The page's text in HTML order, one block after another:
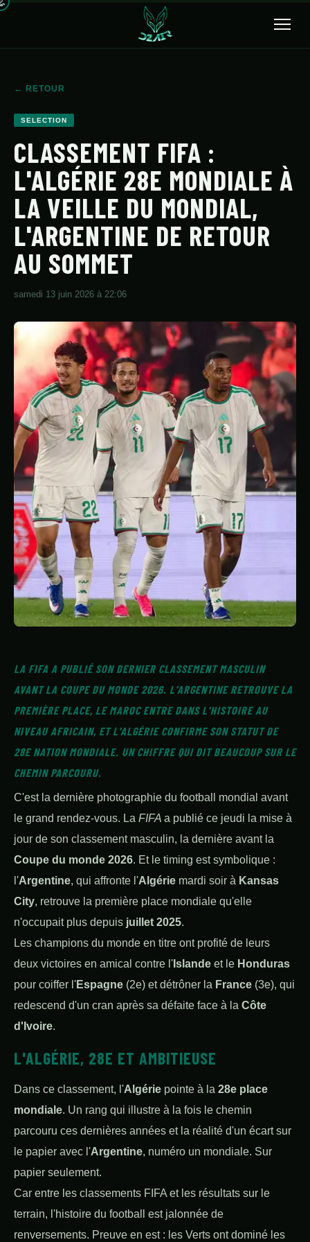
ACCUEIL
SÉLECTION
TRANSFERTS
CLUBS
CHAMPIONNAT
GALERIE
À PROPOS
CONTACT
← RETOUR
SELECTION
CLASSEMENT FIFA :
L'ALGÉRIE 28E MONDIALE À
LA VEILLE DU MONDIAL,
L'ARGENTINE DE RETOUR
AU SOMMET
samedi 13 juin 2026 à 22:06
LA FIFA A PUBLIÉ SON DERNIER CLASSEMENT MASCULIN
AVANT LA COUPE DU MONDE 2026. L'ARGENTINE RETROUVE LA
PREMIÈRE PLACE, LE MAROC ENTRE DANS L'HISTOIRE AU
NIVEAU AFRICAIN, ET L'ALGÉRIE CONFIRME SON STATUT DE
28E NATION MONDIALE. UN CHIFFRE QUI DIT BEAUCOUP SUR LE
CHEMIN PARCOURU.
C'est la dernière photographie du football mondial avant
le grand rendez-vous. La FIFA a publié ce jeudi la mise à
jour de son classement masculin, la dernière avant la
Coupe du monde 2026. Et le timing est symbolique :
l'Argentine, qui affronte l'Algérie mardi soir à Kansas
City, retrouve la première place mondiale qu'elle
n'occupait plus depuis juillet 2025.
Les champions du monde en titre ont profité de leurs
deux victoires en amical contre l' Islande et le Honduras
pour coiffer l'Espagne (2e) et détrôner la France (3e), qui
redescend d'un cran après sa défaite face à la Côte
d'Ivoire.
L'ALGÉRIE, 28E ET AMBITIEUSE
Dans ce classement, l'Algérie pointe à la 28e place
mondiale. Un rang qui illustre à la fois le chemin
parcouru ces dernières années et la réalité d'un écart sur
le papier avec l'Argentine, numéro un mondiale. Sur
papier seulement.
Car entre les classements FIFA et les résultats sur le
terrain, l'histoire du football est jalonnée de
renversements. Preuve en est : les Verts ont dominé les